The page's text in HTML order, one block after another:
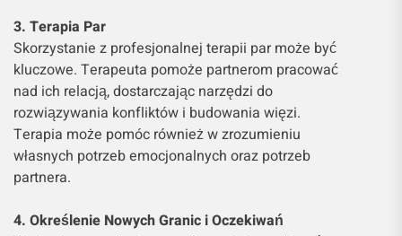
3. Terapia Par
Skorzystanie z profesjonalnej terapii par może być
kluczowe. Terapeuta pomoże partnerom pracować
nad ich relacją, dostarczając narzędzi do
rozwiązywania konfliktów i budowania więzi.
Terapia może pomóc również w zrozumieniu
własnych potrzeb emocjonalnych oraz potrzeb
partnera.
4. Określenie Nowych Granic i Oczekiwań